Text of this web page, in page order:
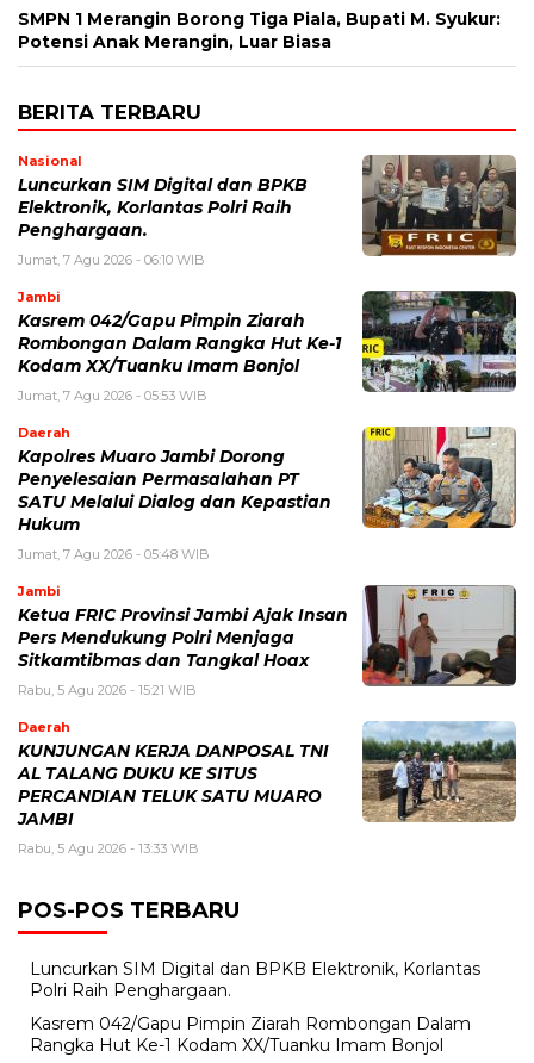
SMPN 1 Merangin Borong Tiga Piala, Bupati M. Syukur:
Potensi Anak Merangin, Luar Biasa
BERITA TERBARU
Nasional
Luncurkan SIM Digital dan BPKB
Elektronik, Korlantas Polri Raih
Penghargaan.
Jumat, 7 Agu 2026 - 06:10 WIB
Jambi
Kasrem 042/Gapu Pimpin Ziarah
Rombongan Dalam Rangka Hut Ke-1
Kodam XX/Tuanku Imam Bonjol
Jumat, 7 Agu 2026 - 05:53 WIB
Daerah
Kapolres Muaro Jambi Dorong
Penyelesaian Permasalahan PT
SATU Melalui Dialog dan Kepastian
Hukum
Jumat, 7 Agu 2026 - 05:48 WIB
Jambi
Ketua FRIC Provinsi Jambi Ajak Insan
Pers Mendukung Polri Menjaga
Sitkamtibmas dan Tangkal Hoax
Rabu, 5 Agu 2026 - 15:21 WIB
Daerah
KUNJUNGAN KERJA DANPOSAL TNI
AL TALANG DUKU KE SITUS
PERCANDIAN TELUK SATU MUARO
JAMBI
Rabu, 5 Agu 2026 - 13:33 WIB
POS-POS TERBARU
Luncurkan SIM Digital dan BPKB Elektronik, Korlantas
Polri Raih Penghargaan.
Kasrem 042/Gapu Pimpin Ziarah Rombongan Dalam
Rangka Hut Ke-1 Kodam XX/Tuanku Imam Bonjol